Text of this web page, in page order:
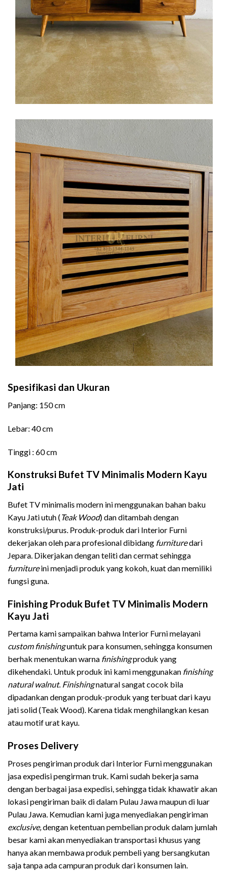
Spesifikasi dan Ukuran
Panjang: 150 cm
Lebar: 40 cm
Tinggi : 60 cm
Konstruksi Bufet TV Minimalis Modern Kayu
Jati
Bufet TV minimalis modern ini menggunakan bahan baku
Kayu Jati utuh (Teak Wood) dan ditambah dengan
konstruksi/purus. Produk-produk dari Interior Furni
dekerjakan oleh para profesional dibidang furnituredari
Jepara. Dikerjakan dengan teliti dan cermat sehingga
furnitureini menjadi produk yang kokoh, kuat dan memiliki
fungsi guna.
Finishing Produk Bufet TV Minimalis Modern
Kayu Jati
Pertama kami sampaikan bahwa Interior Furni melayani
custom finishinguntuk para konsumen, sehingga konsumen
berhak menentukan warna finishingproduk yang
dikehendaki. Untuk produk ini kami menggunakan finishing
natural walnut. Finishingnatural sangat cocok bila
dipadankan dengan produk-produk yang terbuat dari kayu
jati solid (Teak Wood). Karena tidak menghilangkan kesan
atau motif urat kayu.
Proses Delivery
Proses pengiriman produk dari Interior Furni menggunakan
jasa expedisi pengirman truk. Kami sudah bekerja sama
dengan berbagai jasa expedisi, sehingga tidak khawatir akan
lokasi pengiriman baik di dalam Pulau Jawa maupun di luar
Pulau Jawa. Kemudian kami juga menyediakan pengiriman
exclusive, dengan ketentuan pembelian produk dalam jumlah
besar kami akan menyediakan transportasi khusus yang
hanya akan membawa produk pembeli yang bersangkutan
saja tanpa ada campuran produk dari konsumen lain.